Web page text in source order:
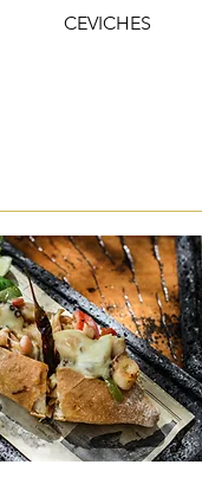
CEVICHES